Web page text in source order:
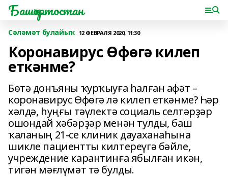
Башҡортостан
Сәләмәт булайыҡ 12 ФЕВРАЛЯ 2020, 11:30
Коронавирус Өфөгә килеп
еткәнме?
Бөтә донъяны ҡурҡыуға һалған афәт –
коронавирус Өфөгә лә килеп еткәнме? Һәр
хәлдә, һуңғы тәүлектә социаль селтәрҙәр
ошондай хәбәрҙәр менән тулды, баш
ҡаланың 21-се клиник дауаханаһына
шикле пациентты килтереүгә бәйле,
учреждение карантинға ябылған икән,
тигән мәғлүмәт тә булды.